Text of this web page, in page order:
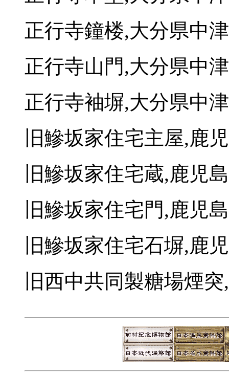
正行寺鐘楼,大分県中
正行寺山門,大分県中
正行寺袖塀,大分県中
旧鰺坂家住宅主屋,鹿
旧鰺坂家住宅蔵,鹿児
旧鰺坂家住宅門,鹿児
旧鰺坂家住宅石塀,鹿
旧西中共同製糖場煙